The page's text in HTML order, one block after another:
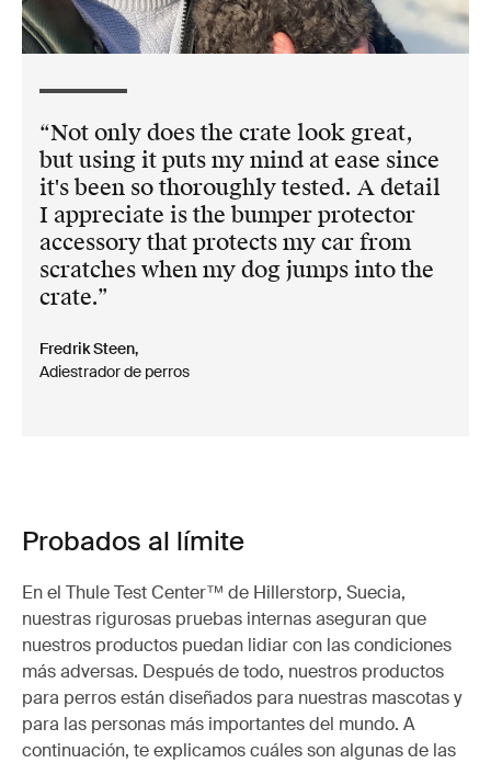
Not only does the crate look great,
but using it puts my mind at ease since
it's been so thoroughly tested. A detail
I appreciate is the bumper protector
accessory that protects my car from
scratches when my dog jumps into the
crate.
Fredrik Steen,
Adiestrador de perros
Probados al límite
En el Thule Test Center™ de Hillerstorp, Suecia,
nuestras rigurosas pruebas internas aseguran que
nuestros productos puedan lidiar con las condiciones
más adversas. Después de todo, nuestros productos
para perros están diseñados para nuestras mascotas y
para las personas más importantes del mundo. A
continuación, te explicamos cuáles son algunas de las